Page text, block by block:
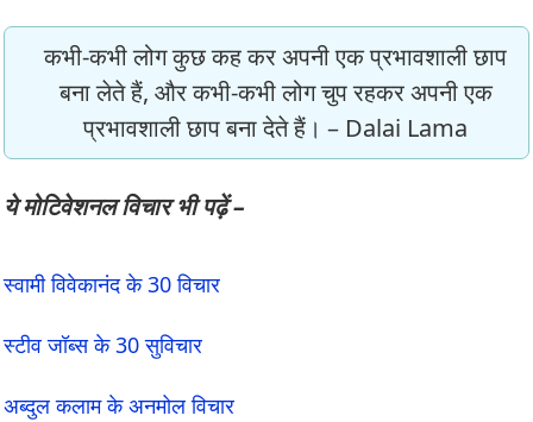
कभी-कभी लोग कुछ कह कर अपनी एक प्रभावशाली छाप
बना लेते हैं, और कभी-कभी लोग चुप रहकर अपनी एक
प्रभावशाली छाप बना देते हैं। – Dalai Lama
ये मोटिवेशनल विचार भी पढ़ें –
स्वामी विवेकानंद के 30 विचार
स्टीव जॉब्स के 30 सुविचार
अब्दुल कलाम के अनमोल विचार